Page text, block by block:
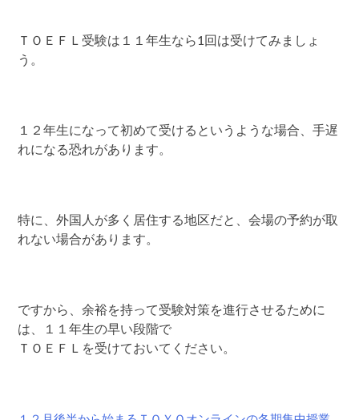
ＴＯＥＦＬ受験は１１年生なら1回は受けてみましょ
う。
１２年生になって初めて受けるというような場合、手遅
れになる恐れがあります。
特に、外国人が多く居住する地区だと、会場の予約が取
れない場合があります。
ですから、余裕を持って受験対策を進行させるために
は、１１年生の早い段階で
ＴＯＥＦＬを受けておいてください。